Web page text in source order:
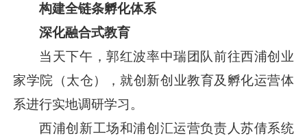
构建全链条孵化体系
深化融合式教育
当天下午，郭红波率中瑞团队前往西浦创业
家学院（太仓），就创新创业教育及孵化运营体
系进行实地调研学习。
西浦创新工场和浦创汇运营负责人苏倩系统